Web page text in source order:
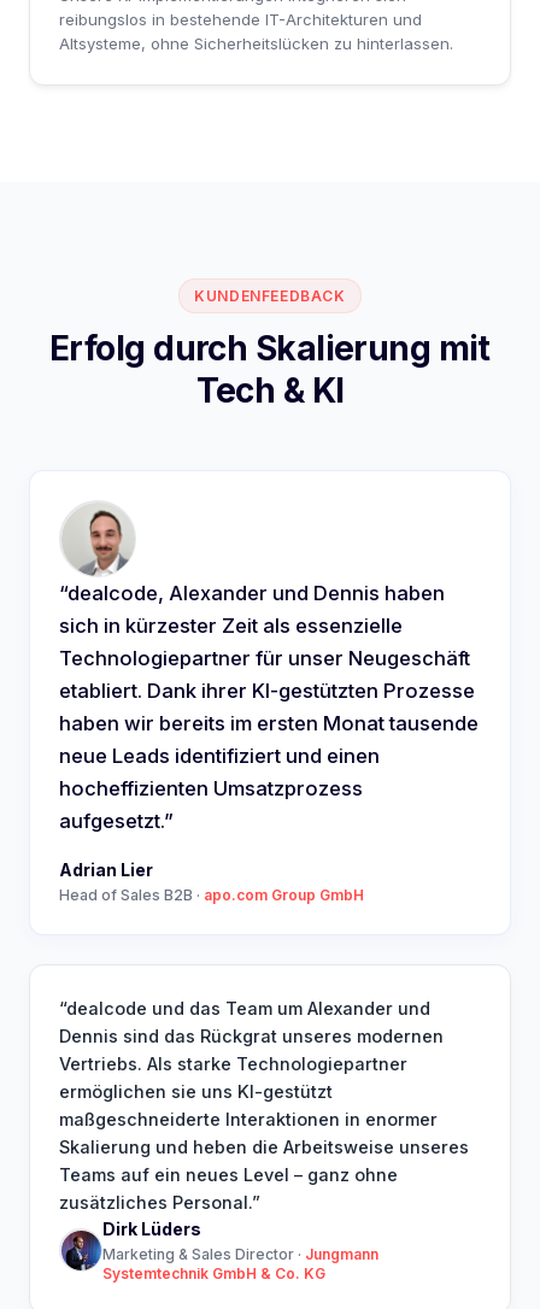
reibungslos in bestehende IT-Architekturen und
Altsysteme, ohne Sicherheitslücken zu hinterlassen.
KUNDENFEEDBACK
Erfolg durch Skalierung mit
Tech & KI
“dealcode, Alexander und Dennis haben
sich in kürzester Zeit als essenzielle
Technologiepartner für unser Neugeschäft
etabliert. Dank ihrer KI-gestützten Prozesse
haben wir bereits im ersten Monat tausende
neue Leads identifiziert und einen
hocheffizienten Umsatzprozess
aufgesetzt.”
Adrian Lier
Head of Sales B2B · apo.com Group GmbH
“dealcode und das Team um Alexander und
Dennis sind das Rückgrat unseres modernen
Vertriebs. Als starke Technologiepartner
ermöglichen sie uns KI-gestützt
maßgeschneiderte Interaktionen in enormer
Skalierung und heben die Arbeitsweise unseres
Teams auf ein neues Level – ganz ohne
zusätzliches Personal.”
Dirk Lüders
Marketing & Sales Director · Jungmann
Systemtechnik GmbH & Co. KG